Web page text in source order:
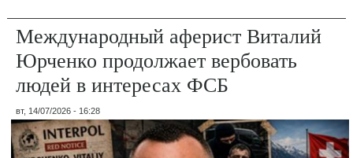
Международный аферист Виталий
Юрченко продолжает вербовать
людей в интересах ФСБ
вт, 14/07/2026 - 16:28